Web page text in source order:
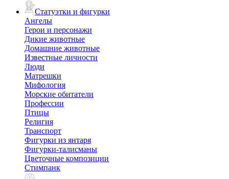
Статуэтки и фигурки
Ангелы
Герои и персонажи
Дикие животные
Домашние животные
Известные личности
Люди
Матрешки
Мифология
Морские обитатели
Профессии
Птицы
Религия
Транспорт
Фигурки из янтаря
Фигурки-талисманы
Цветочные композиции
Стимпанк